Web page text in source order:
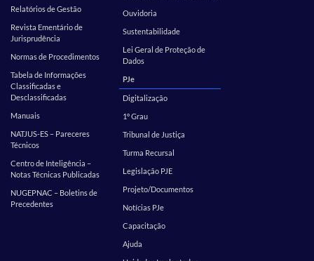
Relatórios de Gestão
Revista Ementário de
Jurisprudência
Normas de Procedimentos
Tabela de Informações
Classificadas e
Desclassificadas
Manuais
NATJUS-ES – Pareceres
Técnicos
Centro de Inteligência –
Notas Técnicas Publicadas
NUGEPNAC – Boletins de
Precedentes
Ouvidoria
Sustentabilidade
Lei Geral de Proteção de
Dados
PJe
Digitalização
1º Grau
Tribunal de Justiça
Turma Recursal
Legislação PJE
Projeto/Documentos
Notícias PJe
Capacitação
Ajuda